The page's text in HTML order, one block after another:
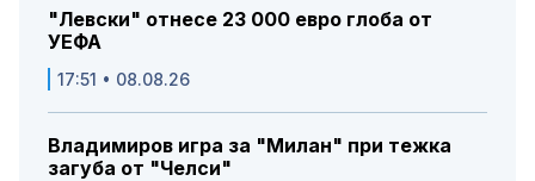
"Левски" отнесе 23 000 евро глоба от
УЕФА
17:51 • 08.08.26
Владимиров игра за "Милан" при тежка
загуба от "Челси"